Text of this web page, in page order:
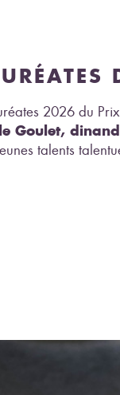
2026 du
Goulet,
talents